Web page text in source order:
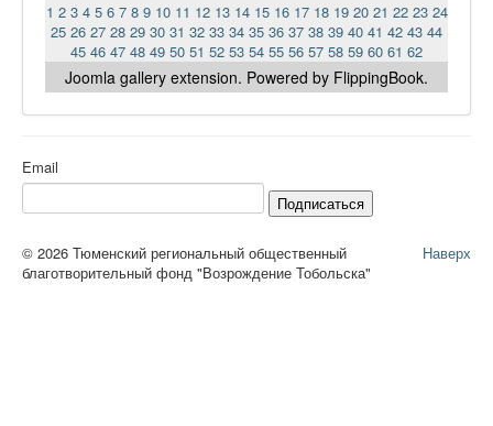
1 2 3 4 5 6 7 8 9 10 11 12 13 14 15 16 17 18 19 20 21 22 23 24
25 26 27 28 29 30 31 32 33 34 35 36 37 38 39 40 41 42 43 44
45 46 47 48 49 50 51 52 53 54 55 56 57 58 59 60 61 62
Joomla gallery extension. Powered by FlippingBook.
Email
Подписаться
Наверх
© 2026 Тюменский региональный общественный
благотворительный фонд "Возрождение Тобольска"